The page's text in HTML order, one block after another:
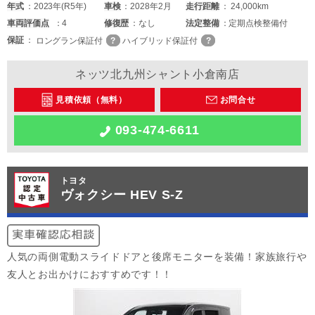
年式 2023年(R5年) 車検 2028年2月 走行距離
24,000km
車両評価点 4 修復歴 なし 法定整備
定期点検整備付
保証
ロングラン保証付 ハイブリッド保証付
ネッツ北九州シャント小倉南店
見積依頼（無料） お問合せ
093-474-6611
トヨタ
ヴォクシー HEV S-Z
人気の両側電動スライドドアと後席モニターを装備！家族旅行や
友人とお出かけにおすすめです！！